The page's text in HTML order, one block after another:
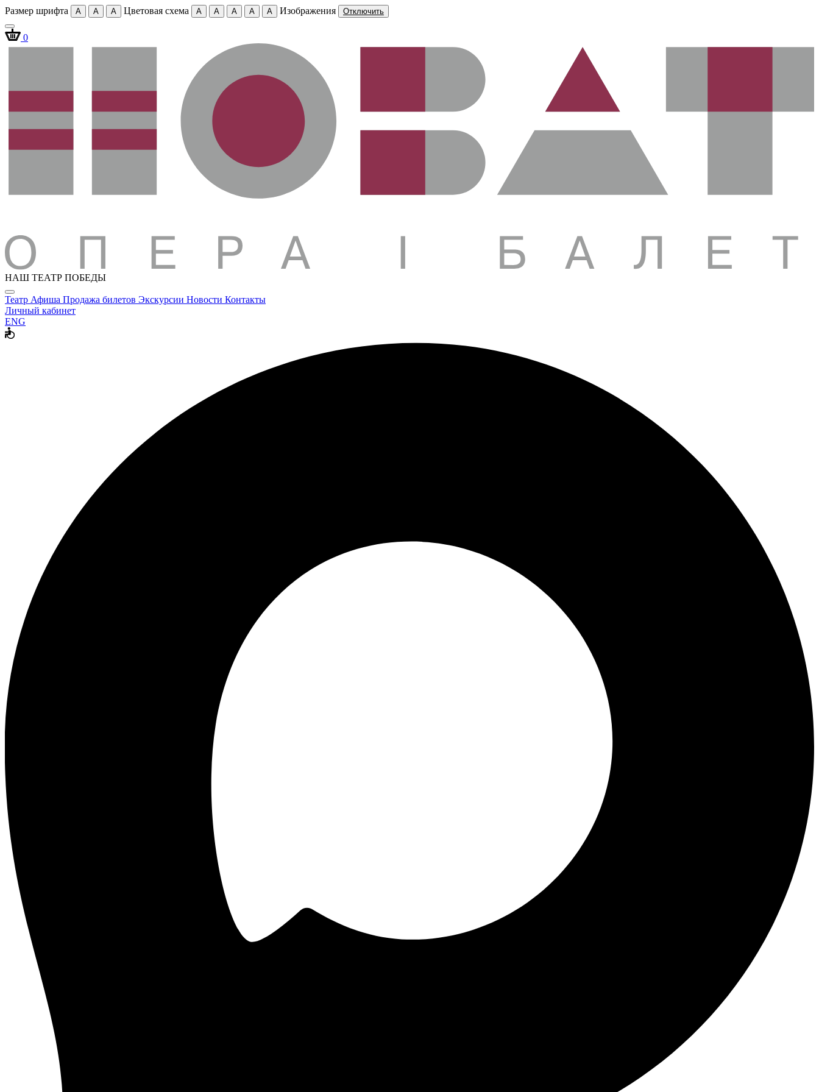
Размер шрифта A A A Цветовая схема A A A A A Изображения Отключить
0
НАШ ТЕАТР ПОБЕДЫ
Театр Афиша Продажа билетов Экскурсии Новости Контакты
Личный кабинет
ENG